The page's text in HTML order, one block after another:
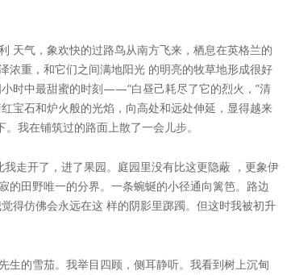
天气，象欢快的过路鸟从南方飞来，栖息在英格兰的
浓重，和它们之间满地阳光 的明亮的牧草地形成很好
时中最甜蜜的时刻——“白昼己耗尽了它的烈火，”清
石和炉火般的光焰，向高处和远处伸延，显得越来
我在铺筑过的路面上散了一会儿步。
走开了，进了果园。庭园里没有比这更隐蔽 ，更象伊
田野唯一的分界。一条蜿蜒的小径通向篱笆。路边
得仿佛会永远在这 样的阴影里踯躅。但这时我被初升
生的雪茄。我举目四顾，侧耳静听。我看到树上沉甸